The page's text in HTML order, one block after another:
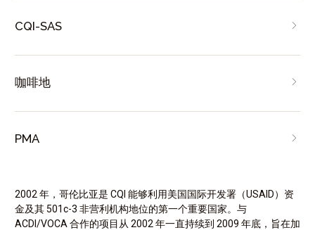
CQI-SAS
咖啡地
PMA
2002 年，哥伦比亚是 CQI 能够利用美国国际开发署（USAID）资
金及其 501c-3 非营利机构地位的第一个重要国家。与
ACDI/VOCA 合作的项目从 2002 年一直持续到 2009 年底，旨在加